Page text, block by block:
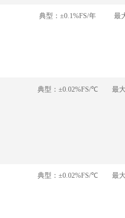
典型：±0.1%FS/年 最大
典型：±0.02%FS/℃ 最大
典型：±0.02%FS/℃ 最大